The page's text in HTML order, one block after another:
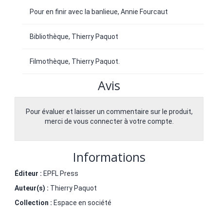
Pour en finir avec la banlieue, Annie Fourcaut
Bibliothèque, Thierry Paquot
Filmothèque, Thierry Paquot.
Avis
Pour évaluer et laisser un commentaire sur le produit,
merci de vous connecter à votre compte.
Informations
Éditeur : EPFL Press
Auteur(s) : Thierry Paquot
Collection : Espace en société